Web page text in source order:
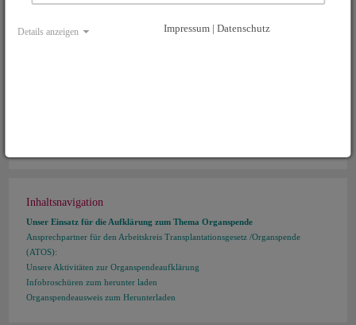
Tel.: 0221/8992-458
Inhaltsnavigation
Unser Einsatz für die Aufklärung zum Thema Organspende
Ansprechpartner für den Arbeitskreis Transplantationsgesetz /Organspende
(ATOS):
Unsere Aktivitäten zur Organspendeaufklärung
Infobroschüren zum herunter laden
Organspendeausweis zum Herunterladen
Details anzeigen Impressum | Datenschutz